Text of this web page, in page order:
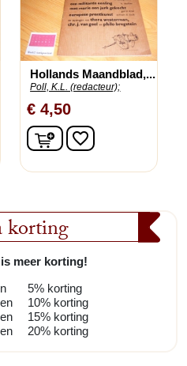
korting
meer korting!
5% korting
10% korting
15% korting
20% korting
Hollands Maandblad,...
Poll, K.L. (redacteur);
€ 4,50
In winkelwagen
favorite_border